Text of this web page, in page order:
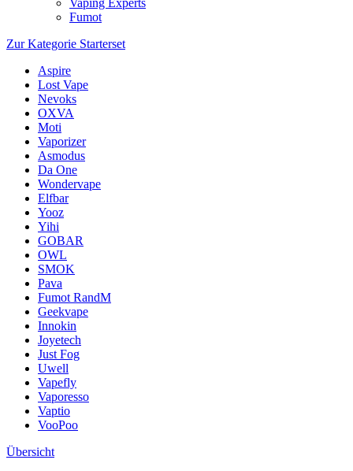
Vaping Experts
Fumot
Zur Kategorie Starterset
Aspire
Lost Vape
Nevoks
OXVA
Moti
Vaporizer
Asmodus
Da One
Wondervape
Elfbar
Yooz
Yihi
GOBAR
OWL
SMOK
Pava
Fumot RandM
Geekvape
Innokin
Joyetech
Just Fog
Uwell
Vapefly
Vaporesso
Vaptio
VooPoo
Übersicht